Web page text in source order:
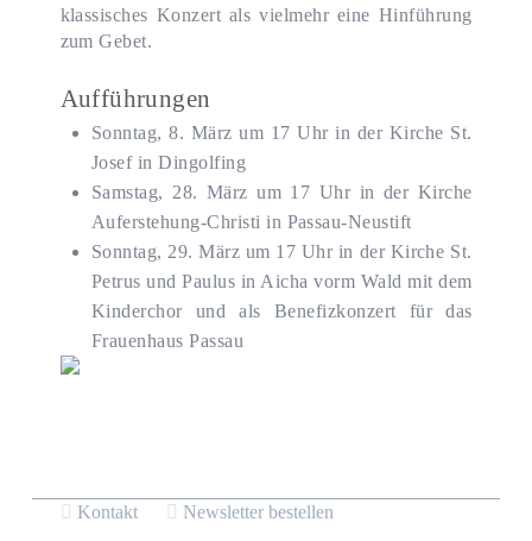
klassisches Konzert als vielmehr eine Hinführung
zum Gebet.
Aufführungen
Sonntag, 8. März um 17 Uhr in der Kirche St.
Josef in Dingolfing
Samstag, 28. März um 17 Uhr in der Kirche
Auferstehung-Christi in Passau-Neustift
Sonntag, 29. März um 17 Uhr in der Kirche St.
Petrus und Paulus in Aicha vorm Wald mit dem
Kinderchor und als Benefizkonzert für das
Frauenhaus Passau
Kontakt Newsletter bestellen